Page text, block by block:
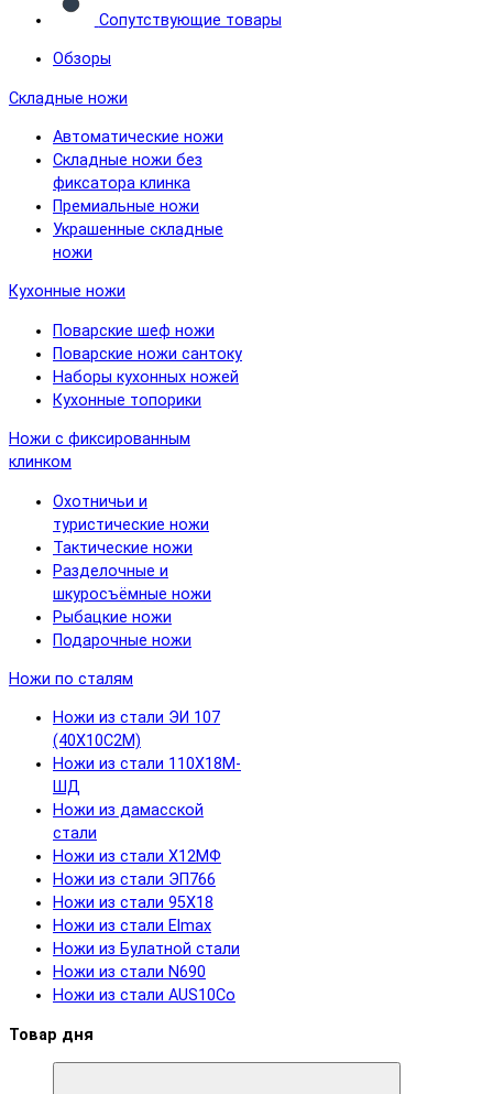
Сопутствующие товары
Обзоры
Складные ножи
Автоматические ножи
Складные ножи без
фиксатора клинка
Премиальные ножи
Украшенные складные
ножи
Кухонные ножи
Поварские шеф ножи
Поварские ножи сантоку
Наборы кухонных ножей
Кухонные топорики
Ножи с фиксированным
клинком
Охотничьи и
туристические ножи
Тактические ножи
Разделочные и
шкуросъёмные ножи
Рыбацкие ножи
Подарочные ножи
Ножи по сталям
Ножи из стали ЭИ 107
(40Х10С2М)
Ножи из стали 110Х18М-
ШД
Ножи из дамасской
стали
Ножи из стали Х12МФ
Ножи из стали ЭП766
Ножи из стали 95Х18
Ножи из стали Elmax
Ножи из Булатной стали
Ножи из стали N690
Ножи из стали AUS10Co
Товар дня